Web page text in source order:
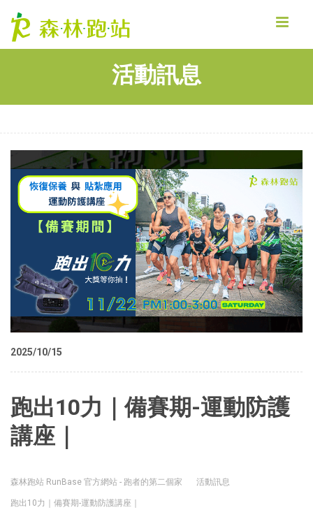
活動訊息
2025/10/15
跑出10力｜備賽期-運動防護
講座｜
森林跑站 RunBase 官方網站 - 跑者的第二個家 活動訊息
跑出10力｜備賽期-運動防護講座｜